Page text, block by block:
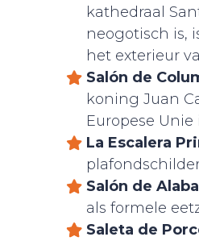
kathedraal
neogotisch is,
het exterieur
Salón de
koning Juan
Europese Unie
La Escalera
Salón de
als formele
Saleta de